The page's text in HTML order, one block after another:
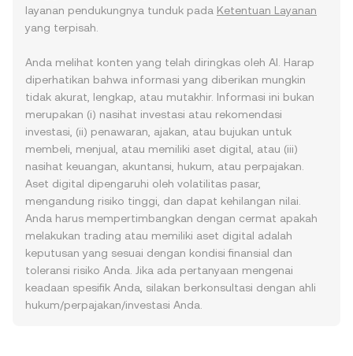
layanan pendukungnya tunduk pada Ketentuan Layanan
yang terpisah.
Anda melihat konten yang telah diringkas oleh AI. Harap
diperhatikan bahwa informasi yang diberikan mungkin
tidak akurat, lengkap, atau mutakhir. Informasi ini bukan
merupakan (i) nasihat investasi atau rekomendasi
investasi, (ii) penawaran, ajakan, atau bujukan untuk
membeli, menjual, atau memiliki aset digital, atau (iii)
nasihat keuangan, akuntansi, hukum, atau perpajakan.
Aset digital dipengaruhi oleh volatilitas pasar,
mengandung risiko tinggi, dan dapat kehilangan nilai.
Anda harus mempertimbangkan dengan cermat apakah
melakukan trading atau memiliki aset digital adalah
keputusan yang sesuai dengan kondisi finansial dan
toleransi risiko Anda. Jika ada pertanyaan mengenai
keadaan spesifik Anda, silakan berkonsultasi dengan ahli
hukum/perpajakan/investasi Anda.